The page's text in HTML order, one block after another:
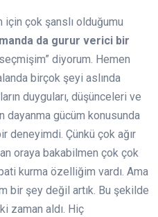
çok şanslı olduğumu
da gurur verici bir
diyorum. Hemen
birçok şeyi aslında
duyguları, düşünceleri ve
dayanma gücüm konusunda
deneyimdi. Çünkü çok ağır
oraya bakabilmen çok çok
kurma özelliğim vardı. Ama
bir şey değil artık. Bu şekilde
zaman aldı. Hiç